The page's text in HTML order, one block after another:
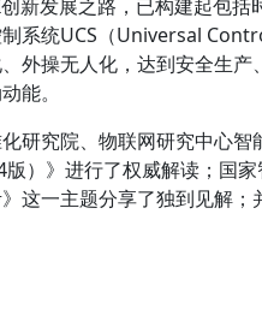
新发展之路，已构建起包
系统UCS（Universal
外操无人化，达到安全生
能。
研究院、物联网研究中心
）》进行了权威解读；国
这一主题分享了独到见解